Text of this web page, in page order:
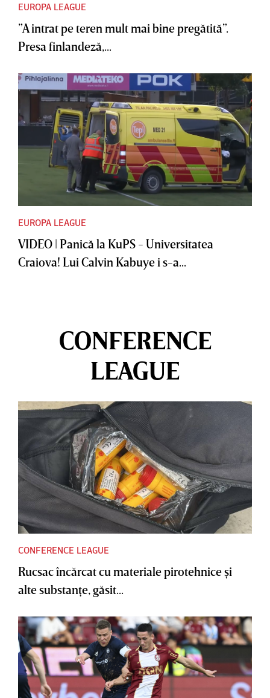
EUROPA LEAGUE
”A intrat pe teren mult mai bine pregătită”.
Presa finlandeză,...
EUROPA LEAGUE
VIDEO | Panică la KuPS - Universitatea
Craiova! Lui Calvin Kabuye i s-a...
CONFERENCE
LEAGUE
CONFERENCE LEAGUE
Rucsac încărcat cu materiale pirotehnice şi
alte substanţe, găsit...